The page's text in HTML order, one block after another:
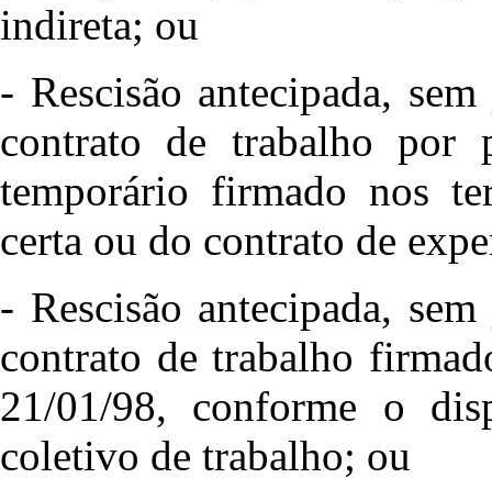
indireta; ou
- Rescisão antecipada,
contrato de trabalho por
temporário firmado nos
certa ou do contrato de
- Rescisão antecipada,
contrato de trabalho
21/01/98, conforme o
coletivo de trabalho; ou